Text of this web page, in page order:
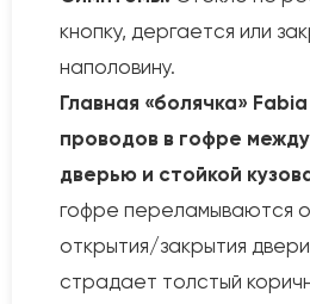
кнопку, дергается или
наполовину.
Главная «болячка»
проводов в гофре
дверью и стойкой
гофре переламываются
открытия/закрытия
страдает толстый